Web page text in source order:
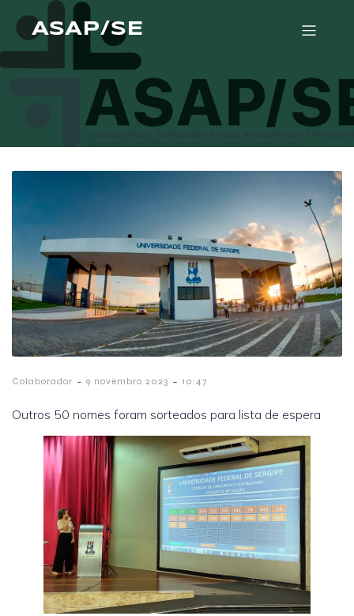
ASAP/SE
Colaborador - 9 novembro 2023 - 10:47
Outros 50 nomes foram sorteados para lista de espera